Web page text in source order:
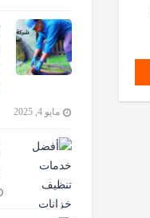
مايو 4, 2025